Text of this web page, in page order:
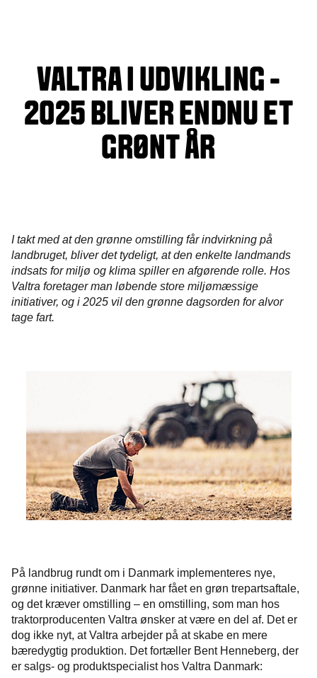
VALTRA I UDVIKLING -
2025 BLIVER ENDNU ET
GRØNT ÅR
I takt med at den grønne omstilling får indvirkning på
landbruget, bliver det tydeligt, at den enkelte landmands
indsats for miljø og klima spiller en afgørende rolle. Hos
Valtra foretager man løbende store miljømæssige
initiativer, og i 2025 vil den grønne dagsorden for alvor
tage fart.
På landbrug rundt om i Danmark implementeres nye,
grønne initiativer. Danmark har fået en grøn trepartsaftale,
og det kræver omstilling – en omstilling, som man hos
traktorproducenten Valtra ønsker at være en del af. Det er
dog ikke nyt, at Valtra arbejder på at skabe en mere
bæredygtig produktion. Det fortæller Bent Henneberg, der
er salgs- og produktspecialist hos Valtra Danmark: